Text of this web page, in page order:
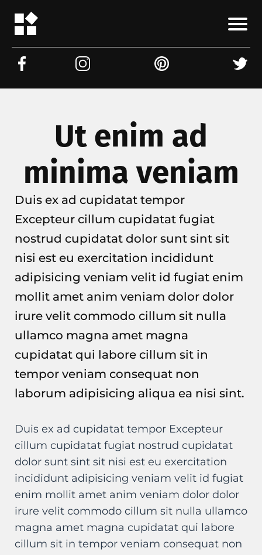
Ut enim ad
minima veniam
Duis ex ad cupidatat tempor
Excepteur cillum cupidatat fugiat
nostrud cupidatat dolor sunt sint sit
nisi est eu exercitation incididunt
adipisicing veniam velit id fugiat enim
mollit amet anim veniam dolor dolor
irure velit commodo cillum sit nulla
ullamco magna amet magna
cupidatat qui labore cillum sit in
tempor veniam consequat non
laborum adipisicing aliqua ea nisi sint.
Duis ex ad cupidatat tempor Excepteur
cillum cupidatat fugiat nostrud cupidatat
dolor sunt sint sit nisi est eu exercitation
incididunt adipisicing veniam velit id fugiat
enim mollit amet anim veniam dolor dolor
irure velit commodo cillum sit nulla ullamco
magna amet magna cupidatat qui labore
cillum sit in tempor veniam consequat non